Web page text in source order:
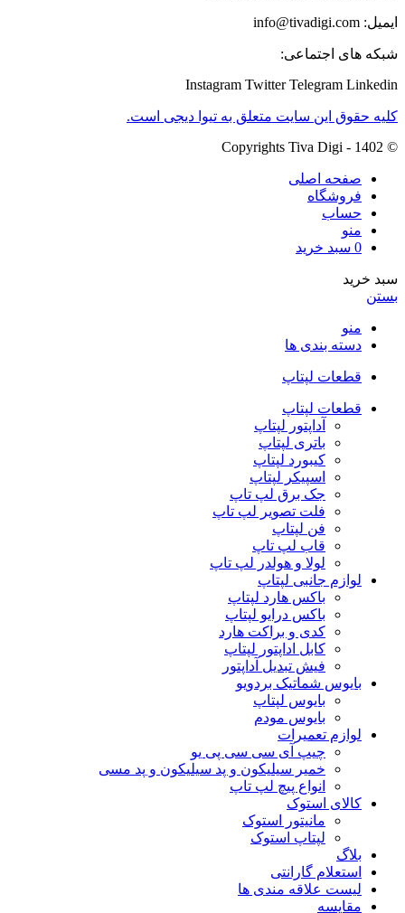
ایمیل: info@tivadigi.com
شبکه های اجتماعی:
Instagram Twitter Telegram Linkedin
کلیه حقوق این سایت متعلق به تیوا دیجی است.
© Copyrights Tiva Digi - 1402
صفحه اصلی
فروشگاه
حساب
منو
0 سبد خرید
سبد خرید
بستن
منو
دسته بندی ها
قطعات لپتاپ
قطعات لپتاپ
آداپتور لپتاپ
باتری لپتاپ
کیبورد لپتاپ
اسپیکر لپتاپ
جک برق لپ تاپ
فلت تصویر لپ تاپ
فن لپتاپ
قاب لپ تاپ
لولا و هولدر لپ تاپ
لوازم جانبی لپتاپ
باکس هارد لپتاپ
باکس درایو لپتاپ
کدی و براکت هارد
کابل اداپتور لپتاپ
فیش تبدیل آداپتور
بایوس شماتیک بردویو
بایوس لپتاپ
بایوس مودم
لوازم تعمیرات
چیپ آی سی سی پی یو
خمیر سیلیکون و پد سیلیکون و پد مسی
انواع پیچ لپ تاپ
کالای استوک
مانیتور استوک
لپتاپ استوک
بلاگ
استعلام گارانتی
لیست علاقه مندی ها
مقایسه